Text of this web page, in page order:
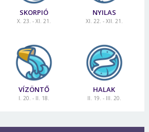
SKORPIÓ
X. 23. - XI. 21.
NYILAS
XI. 22. - XII. 21.
VÍZÖNTŐ
I. 20. - II. 18.
HALAK
II. 19. - III. 20.
Bejelentkezés